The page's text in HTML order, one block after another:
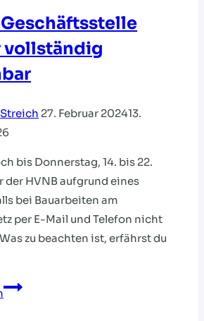
vollständig
27. Februar 202413.
bis Donnerstag, 14. bis 22.
der HVNB aufgrund eines
bei Bauarbeiten am
per E-Mail und Telefon nicht
zu beachten ist, erfährst du
HVNB-